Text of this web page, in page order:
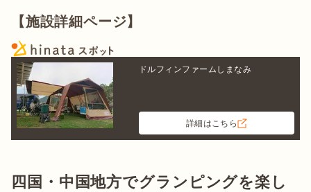
【施設詳細ページ】
ドルフィンファームしまなみ
詳細はこちら
四国・中国地方でグランピングを楽し